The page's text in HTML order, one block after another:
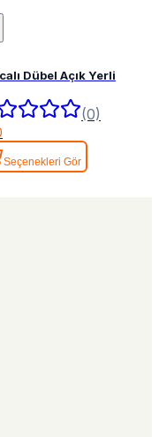
Dübel Açık Yerli
(0)
Seçenekleri Gör